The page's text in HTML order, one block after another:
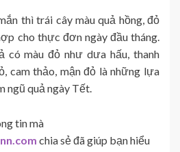
thì trái cây màu quả hồng, đỏ
cho thực đơn ngày đầu tháng.
có màu đỏ như dưa hấu, thanh
cam thảo, mận đỏ là những lựa
ngũ quả ngày Tết.
tin mà
chia sẻ đã giúp bạn hiểu